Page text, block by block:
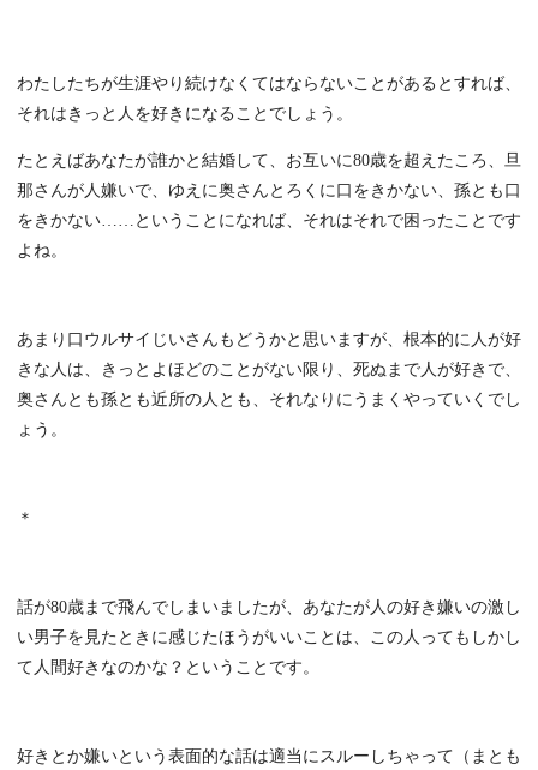
わたしたちが生涯やり続けなくてはならないことがあるとすれば、
それはきっと人を好きになることでしょう。
たとえばあなたが誰かと結婚して、お互いに80歳を超えたころ、旦
那さんが人嫌いで、ゆえに奥さんとろくに口をきかない、孫とも口
をきかない……ということになれば、それはそれで困ったことです
よね。
あまり口ウルサイじいさんもどうかと思いますが、根本的に人が好
きな人は、きっとよほどのことがない限り、死ぬまで人が好きで、
奥さんとも孫とも近所の人とも、それなりにうまくやっていくでし
ょう。
＊
話が80歳まで飛んでしまいましたが、あなたが人の好き嫌いの激し
い男子を見たときに感じたほうがいいことは、この人ってもしかし
て人間好きなのかな？ということです。
好きとか嫌いという表面的な話は適当にスルーしちゃって（まとも